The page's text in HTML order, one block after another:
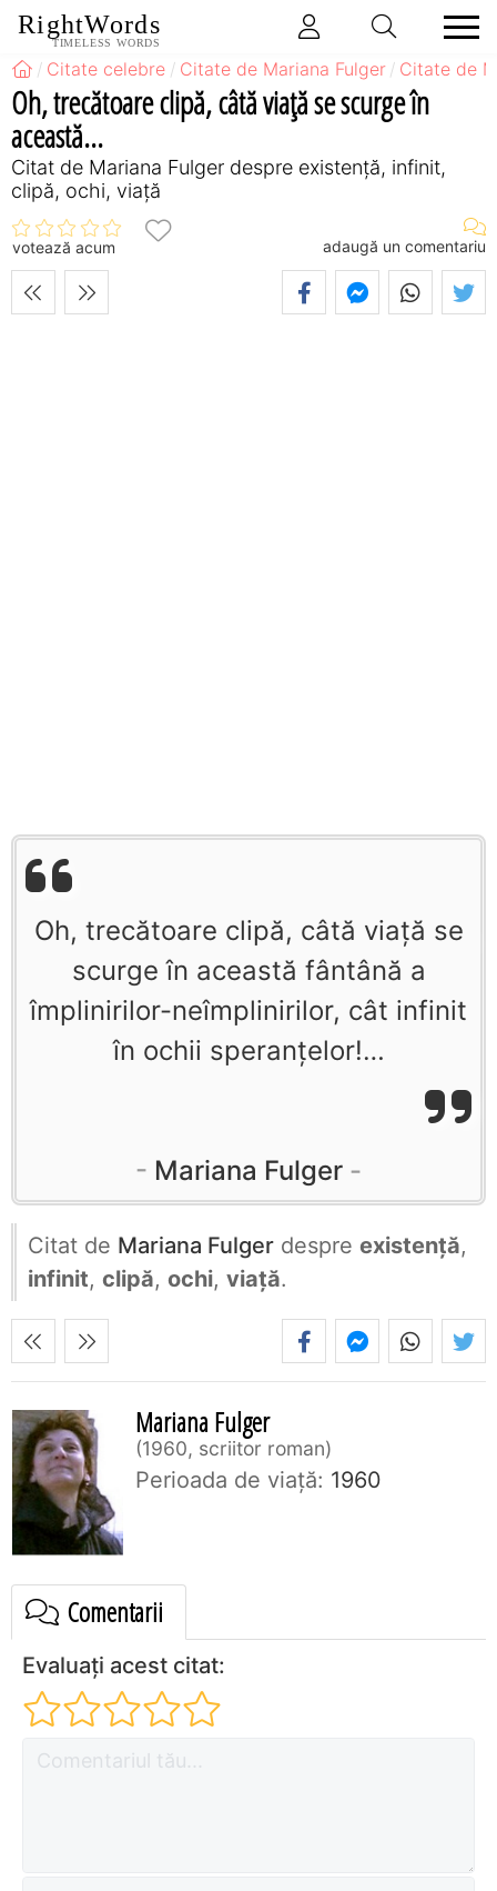
RightWords
TIMELESS WORDS
Citate celebre Citate de Mariana Fulger Citate de
Oh, trecătoare clipă, câtă viaţă se scurge în
această...
Citat de Mariana Fulger despre existență, infinit,
clipă, ochi, viață
votează acum adaugă un comentariu
Oh, trecătoare clipă, câtă viaţă se
scurge în această fântână a
împlinirilor-neîmplinirilor, cât infinit
în ochii speranţelor!…
Mariana Fulger
Citat de Mariana Fulger despre existență,
infinit, clipă, ochi, viață.
Mariana Fulger
1960, scriitor roman
Perioada de viaţă: 1960
Comentarii
Evaluați acest citat: